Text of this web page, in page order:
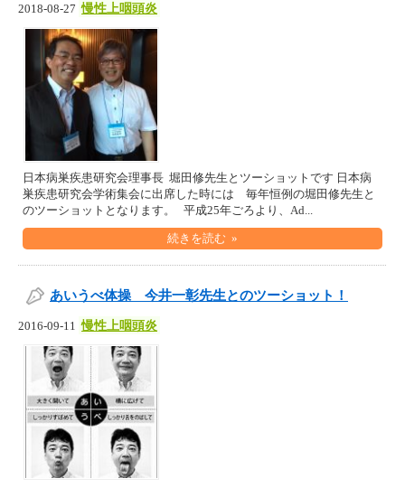
2018-08-27 慢性上咽頭炎
日本病巣疾患研究会理事長 堀田修先生とツーショットです 日本病
巣疾患研究会学術集会に出席した時には 毎年恒例の堀田修先生と
のツーショットとなります。 平成25年ごろより、Ad...
続きを読む »
あいうべ体操 今井一彰先生とのツーショット！
2016-09-11 慢性上咽頭炎